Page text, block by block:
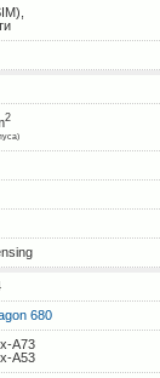
2
680
A73
A53